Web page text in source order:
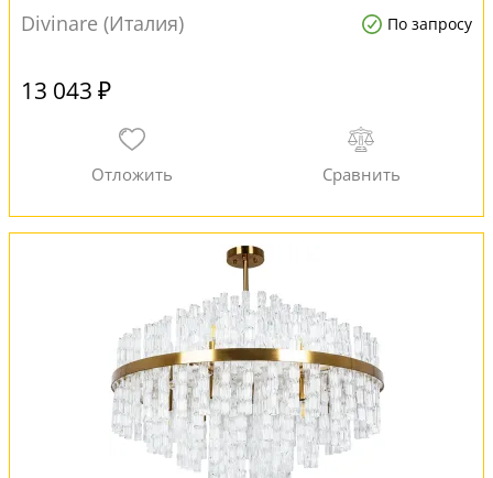
Divinare (Италия) По запросу
13 043 ₽